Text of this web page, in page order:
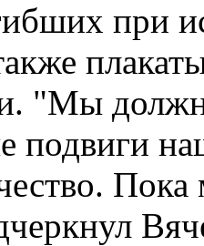
при
"Мы
подвиги